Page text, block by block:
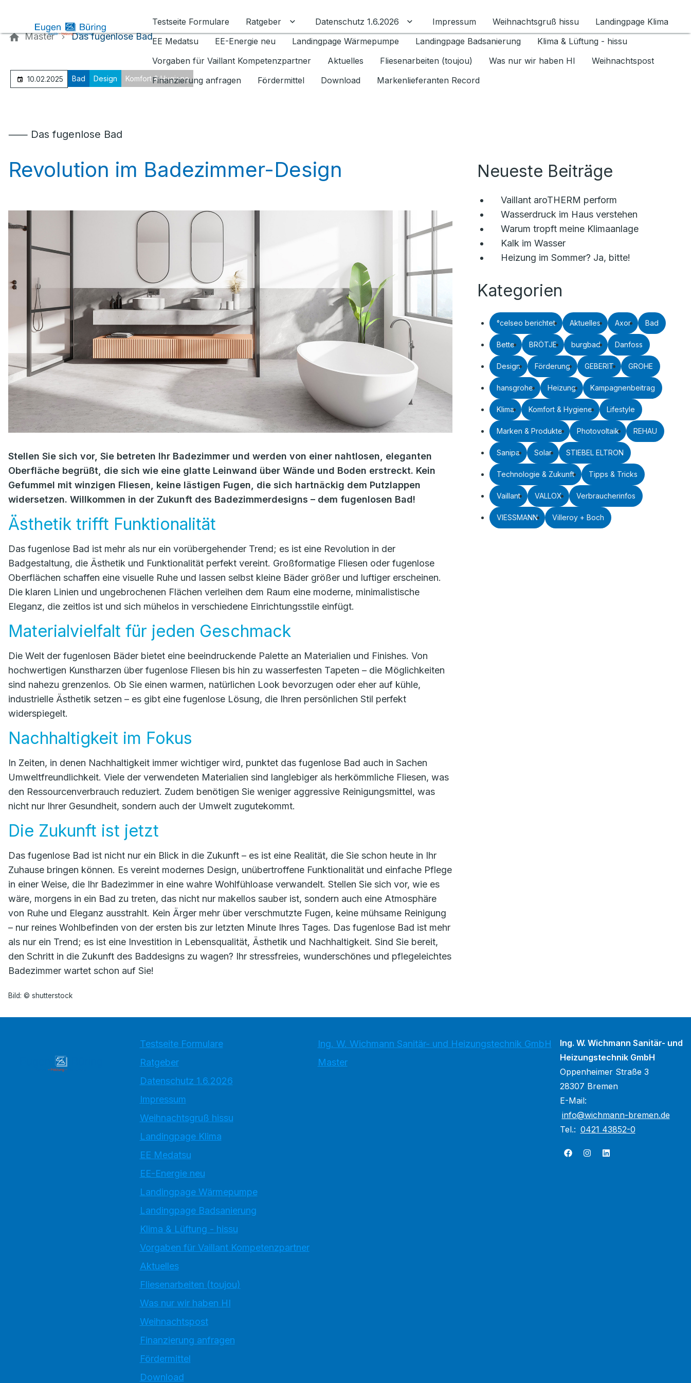
Testseite Formulare
Ratgeber Untermenü für Ratgeber umschalten
Datenschutz 1.6.2026 Untermenü für Datenschutz 1.6.2026 umschalten
Impressum Weihnachtsgruß hissu
Landingpage Klima
EE Medatsu
EE-Energie neu Landingpage Wärmepumpe Landingpage Badsanierung
Klima & Lüftung - hissu
Vorgaben für Vaillant Kompetenzpartner
Aktuelles Fliesenarbeiten (toujou) Was nur wir haben HI
Weihnachtspost
Finanzierung anfragen
Fördermittel Download Markenlieferanten Record
Master Das fugenlose Bad
10.02.2025 Bad Design Komfort & Hygiene
⸺ Das fugenlose Bad
Revolution im Badezimmer-Design
Stellen Sie sich vor, Sie betreten Ihr Badezimmer und werden von einer nahtlosen, eleganten
Oberfläche begrüßt, die sich wie eine glatte Leinwand über Wände und Boden erstreckt. Kein
Gefummel mit winzigen Fliesen, keine lästigen Fugen, die sich hartnäckig dem Putzlappen
widersetzen. Willkommen in der Zukunft des Badezimmerdesigns – dem fugenlosen Bad!
Ästhetik trifft Funktionalität
Das fugenlose Bad ist mehr als nur ein vorübergehender Trend; es ist eine Revolution in der
Badgestaltung, die Ästhetik und Funktionalität perfekt vereint. Großformatige Fliesen oder fugenlose
Oberflächen schaffen eine visuelle Ruhe und lassen selbst kleine Bäder größer und luftiger erscheinen.
Die klaren Linien und ungebrochenen Flächen verleihen dem Raum eine moderne, minimalistische
Eleganz, die zeitlos ist und sich mühelos in verschiedene Einrichtungsstile einfügt.
Materialvielfalt für jeden Geschmack
Die Welt der fugenlosen Bäder bietet eine beeindruckende Palette an Materialien und Finishes. Von
hochwertigen Kunstharzen über fugenlose Fliesen bis hin zu wasserfesten Tapeten – die Möglichkeiten
sind nahezu grenzenlos. Ob Sie einen warmen, natürlichen Look bevorzugen oder eher auf kühle,
industrielle Ästhetik setzen – es gibt eine fugenlose Lösung, die Ihren persönlichen Stil perfekt
widerspiegelt.
Nachhaltigkeit im Fokus
In Zeiten, in denen Nachhaltigkeit immer wichtiger wird, punktet das fugenlose Bad auch in Sachen
Umweltfreundlichkeit. Viele der verwendeten Materialien sind langlebiger als herkömmliche Fliesen, was
den Ressourcenverbrauch reduziert. Zudem benötigen Sie weniger aggressive Reinigungsmittel, was
nicht nur Ihrer Gesundheit, sondern auch der Umwelt zugutekommt.
Die Zukunft ist jetzt
Das fugenlose Bad ist nicht nur ein Blick in die Zukunft – es ist eine Realität, die Sie schon heute in Ihr
Zuhause bringen können. Es vereint modernes Design, unübertroffene Funktionalität und einfache Pflege
in einer Weise, die Ihr Badezimmer in eine wahre Wohlfühloase verwandelt. Stellen Sie sich vor, wie es
wäre, morgens in ein Bad zu treten, das nicht nur makellos sauber ist, sondern auch eine Atmosphäre
von Ruhe und Eleganz ausstrahlt. Kein Ärger mehr über verschmutzte Fugen, keine mühsame Reinigung
– nur reines Wohlbefinden von der ersten bis zur letzten Minute Ihres Tages. Das fugenlose Bad ist mehr
als nur ein Trend; es ist eine Investition in Lebensqualität, Ästhetik und Nachhaltigkeit. Sind Sie bereit,
den Schritt in die Zukunft des Baddesigns zu wagen? Ihr stressfreies, wunderschönes und pflegeleichtes
Badezimmer wartet schon auf Sie!
Bild: © shutterstock
Neueste Beiträge
Vaillant aroTHERM perform
Wasserdruck im Haus verstehen
Warum tropft meine Klimaanlage
Kalk im Wasser
Heizung im Sommer? Ja, bitte!
Kategorien
°celseo berichtet Aktuelles Axor Bad
Bette BRÖTJE burgbad Danfoss
Design Förderung GEBERIT GROHE
hansgrohe Heizung Kampagnenbeitrag
Klima Komfort & Hygiene Lifestyle
Marken & Produkte Photovoltaik REHAU
Sanipa Solar STIEBEL ELTRON
Technologie & Zukunft Tipps & Tricks
Vaillant VALLOX Verbraucherinfos
VIESSMANN Villeroy + Boch
Testseite Formulare
Ratgeber
Datenschutz 1.6.2026
Impressum
Weihnachtsgruß hissu
Landingpage Klima
EE Medatsu
EE-Energie neu
Landingpage Wärmepumpe
Landingpage Badsanierung
Klima & Lüftung - hissu
Vorgaben für Vaillant Kompetenzpartner
Aktuelles
Fliesenarbeiten (toujou)
Was nur wir haben HI
Weihnachtspost
Finanzierung anfragen
Fördermittel
Download
Ing. W. Wichmann Sanitär- und Heizungstechnik GmbH
Master
Ing. W. Wichmann Sanitär- und
Heizungstechnik GmbH
Oppenheimer Straße 3
28307 Bremen
E-Mail:
info@wichmann-bremen.de
Tel.: 0421 43852-0